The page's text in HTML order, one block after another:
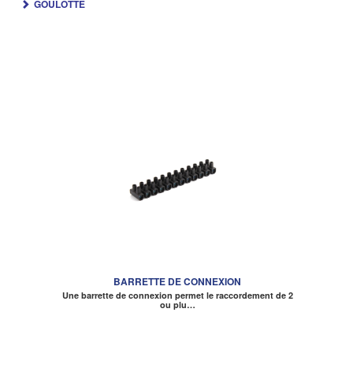
GOULOTTE
BARRETTE DE CONNEXION
Une barrette de connexion permet le raccordement de 2
ou plu…